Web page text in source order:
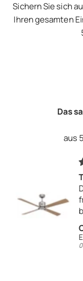
Sichern Sie sich
Ihren gesamten
Das
aus